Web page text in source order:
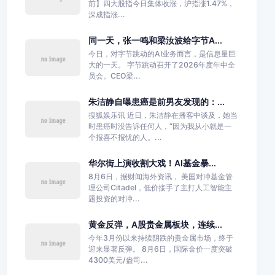
前】四大股指今日集体收涨，沪指涨1.47%，
深成指涨...
同一天，张一鸣和梁汝波给字节A...
今日，对字节跳动的AI业务而言，是信息量巨
大的一天。 字节跳动召开了2026年度年中全
员会。CEO梁...
朱洁静自曝患癌是前男友发现的：...
搜狐娱乐讯 近日，朱洁静在播客中谈及，她当
时患癌时没告诉任何人，“因为我从小就是一
个报喜不报忧的人。...
华尔街上演收割大戏！AI基金暴...
8月6日，据财闻海外资讯， 美国对冲基金管
理公司Citadel，低价接手了主打人工智能主
题投资的对冲...
黄金反弹，A股贵金属板块，连续...
今年3月份以来持续阴跌的贵金属市场，终于
迎来显著反弹。 8月6日，国际金价一度突破
4300美元/盎司...